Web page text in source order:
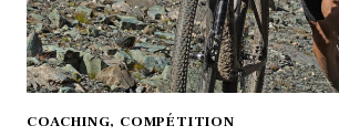
COACHING, COMPÉTITION